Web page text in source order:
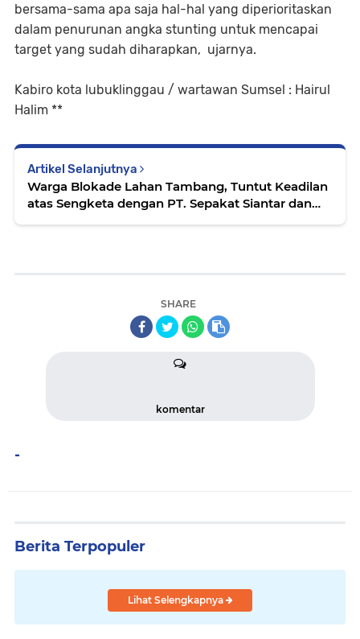
bersama-sama apa saja hal-hal yang diperioritaskan
dalam penurunan angka stunting untuk mencapai
target yang sudah diharapkan, ujarnya.
Kabiro kota lubuklinggau / wartawan Sumsel : Hairul
Halim **
Artikel Selanjutnya
Warga Blokade Lahan Tambang, Tuntut Keadilan
atas Sengketa dengan PT. Sepakat Siantar dan
SHARE
komentar
-
Berita Terpopuler
Lihat Selengkapnya